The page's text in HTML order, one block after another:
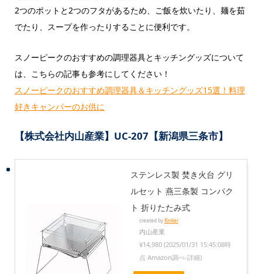
2つのポットと2つのフタがあるため、ご飯を炊いたり、麺を茹
でたり、スープを作ったりすることに便利です。
スノーピークのおすすめの調理器具とキッチングッズについて
は、こちらの記事も参考にしてください！
スノーピークのおすすめ調理器具＆キッチングッズ15選！料理
好きキャンパーのお供に
【株式会社内山産業】UC-207【新潟県三条市】
ステンレス製 焚き火台 グリ
ルセット 燕三条製 コンパク
ト 折りたたみ式
created byRinker
内山産業
¥14,980 (2025/01/31 15:45:08時
点 Amazon調べ-詳細)